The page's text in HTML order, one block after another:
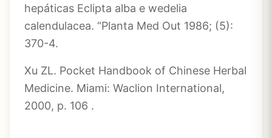
hepáticas Eclipta alba e wedelia
calendulacea. “Planta Med Out 1986; (5):
370-4.
Xu ZL. Pocket Handbook of Chinese Herbal
Medicine. Miami: Waclion International,
2000, p. 106 .